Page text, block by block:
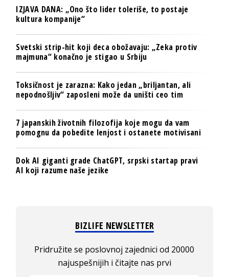
IZJAVA DANA: „Ono što lider toleriše, to postaje
kultura kompanije“
Svetski strip-hit koji deca obožavaju: „Zeka protiv
majmuna“ konačno je stigao u Srbiju
Toksičnost je zarazna: Kako jedan „briljantan, ali
nepodnošljiv“ zaposleni može da uništi ceo tim
7 japanskih životnih filozofija koje mogu da vam
pomognu da pobedite lenjost i ostanete motivisani
Dok AI giganti grade ChatGPT, srpski startap pravi
AI koji razume naše jezike
BIZLIFE NEWSLETTER
Pridružite se poslovnoj zajednici od 20000
najuspešnijih i čitajte nas prvi